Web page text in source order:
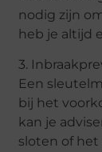
nodig zijn
heb je altijd
3.
Een
bij het
kan je
sloten of